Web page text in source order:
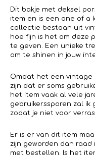
Dit bakje met deksel
item en is een one of a
collectie bestaan uit
hoe fijn is het om deze
te geven. Een unieke
om te shinen in jouw
Omdat het een vintage
zijn dat er soms
het item vaak al vele
gebruikerssporen zal
zodat je niet voor
Er is er van dit item
zijn geworden dan
met bestellen. Is het